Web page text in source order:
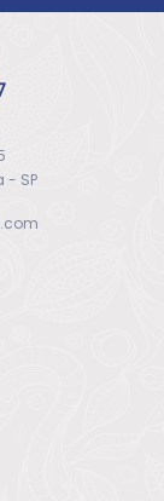
- SP